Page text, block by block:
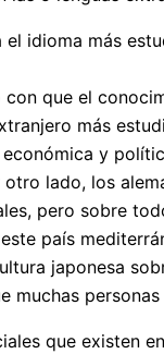
idioma más
que el
más
y
lado, los
pero sobre
país
japonesa
muchas
que existen